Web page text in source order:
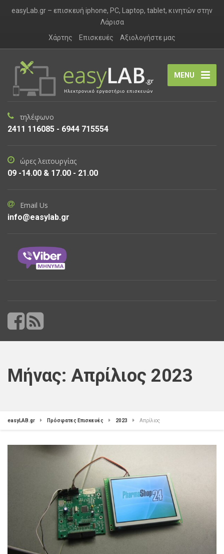
easyLab.gr – επισκευή iphone, PC, Laptop, tablet, κινητών στην
Λάρισα
Χάρτης
Επισκευές Αξιολογήστε μας
MENU
τηλέφωνο
2411 116085 - 6944 715554
ώρες λειτουργίας
09 -14.00 & 17.00 - 21.00
Email Us
info@easylab.gr
Μήνας: Απρίλιος 2023
easyLAB.gr Πρόσφατες Επισκευές 2023 Απρίλιος